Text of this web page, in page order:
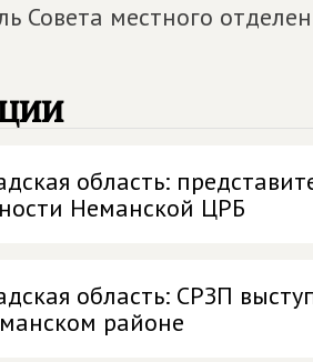
Совета местного
область:
Неманской ЦРБ
область: СРЗП
районе